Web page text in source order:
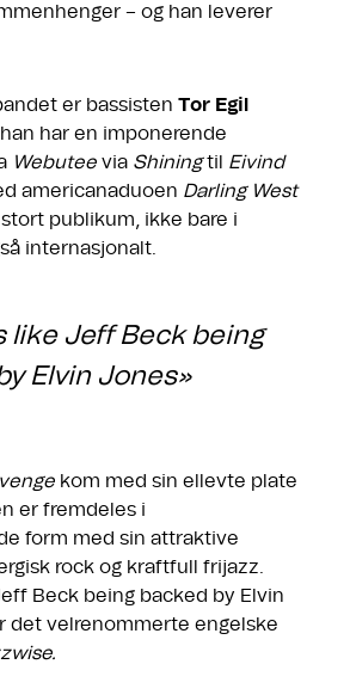
– og han leverer
er bassisten Tor Egil
har en imponerende
Webutee via Shiningtil Eivind
americanaduoen Darling West
publikum, ikke bare i
internasjonalt.
like Jeff Beck being
Elvin Jones»
kom med sin ellevte plate
er fremdeles i
form med sin attraktive
rock og kraftfull frijazz.
Beck being backed by Elvin
det velrenommerte engelske